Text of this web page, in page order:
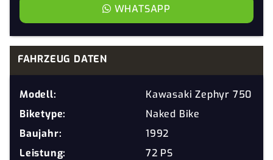
WHATSAPP
FAHRZEUG DATEN
Modell:
Kawasaki Zephyr 750
Biketype:
Naked Bike
Baujahr:
1992
Leistung:
72 PS